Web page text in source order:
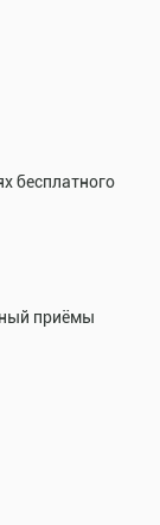
бесплатного
приёмы